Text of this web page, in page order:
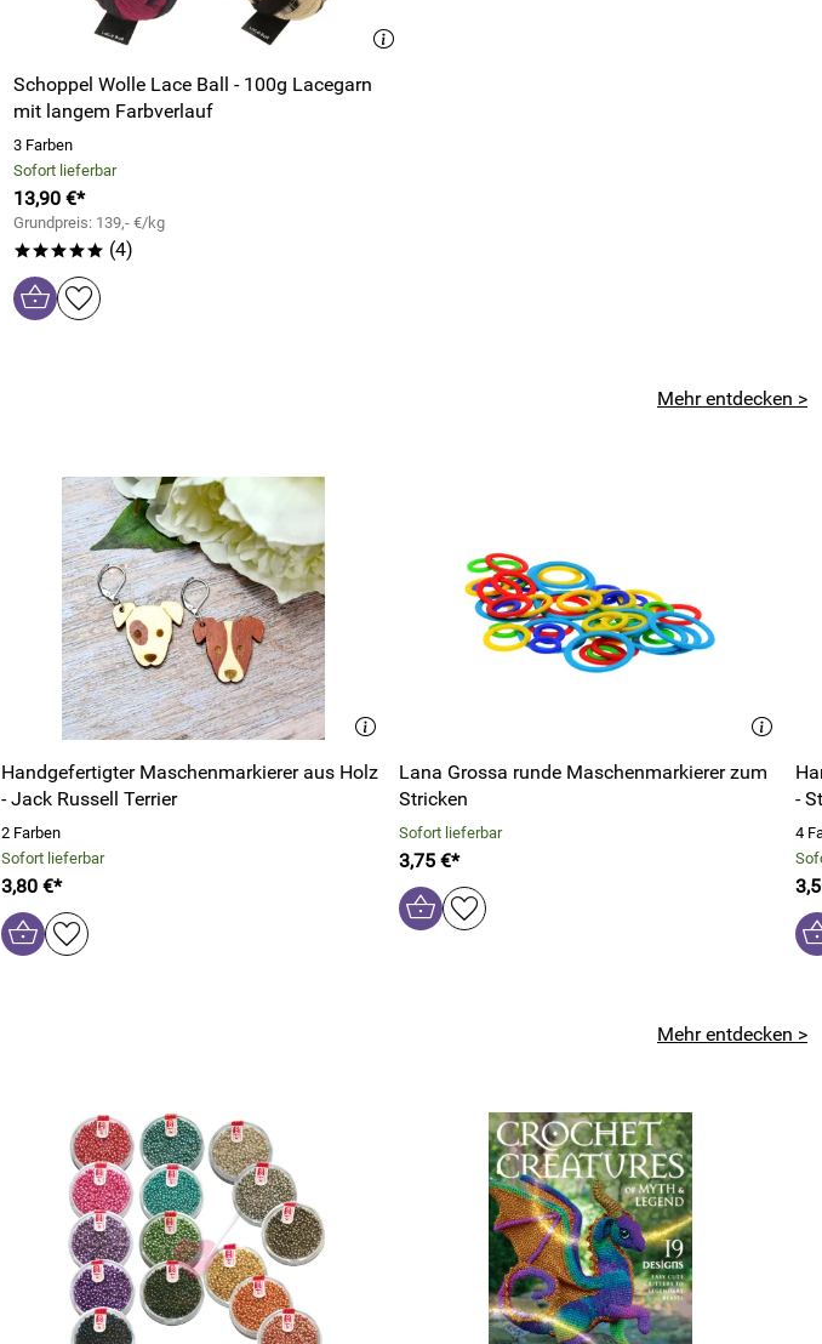
Schoppel Wolle Lace Ball - 100g Lacegarn
mit langem Farbverlauf
3 Farben
Sofort lieferbar
13,90 €*
Grundpreis: 139,- €/kg
***** (4)
Mehr entdecken >
Handgefertigter Maschenmarkierer aus Holz
- Jack Russell Terrier
2 Farben
Sofort lieferbar
3,80 €*
Lana Grossa runde Maschenmarkierer zum
Stricken
Sofort lieferbar
3,75 €*
-
4
Mehr entdecken >